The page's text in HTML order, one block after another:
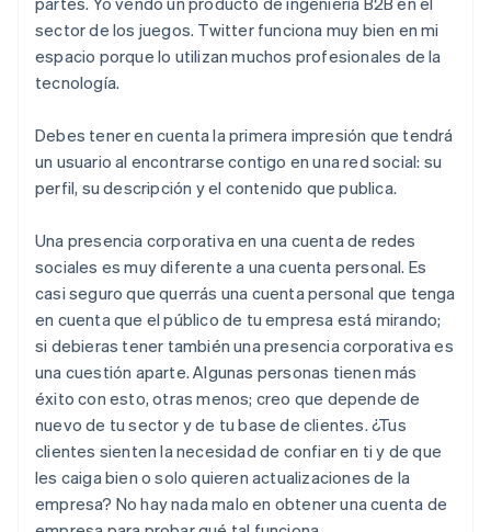
sector de los juegos. Twitter funciona muy bien en mi
espacio porque lo utilizan muchos profesionales de la
tecnología.
Debes tener en cuenta la primera impresión que tendrá
un usuario al encontrarse contigo en una red social: su
perfil, su descripción y el contenido que publica.
Una presencia corporativa en una cuenta de redes
sociales es muy diferente a una cuenta personal. Es
casi seguro que querrás una cuenta personal que tenga
en cuenta que el público de tu empresa está mirando;
si debieras tener también una presencia corporativa es
una cuestión aparte. Algunas personas tienen más
éxito con esto, otras menos; creo que depende de
nuevo de tu sector y de tu base de clientes. ¿Tus
clientes sienten la necesidad de confiar en ti y de que
les caiga bien o solo quieren actualizaciones de la
empresa? No hay nada malo en obtener una cuenta de